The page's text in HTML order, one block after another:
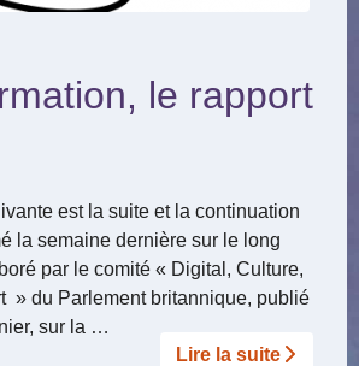
le rapport
est la suite et la continuation
la semaine dernière sur le long
par le comité « Digital, Culture,
» du Parlement britannique, publié
sur la …
Lire la suite­­